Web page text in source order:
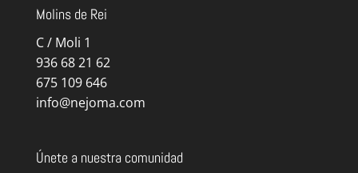
Molins de Rei
C / Moli 1
936 68 21 62
675 109 646
info@nejoma.com
Únete a nuestra comunidad